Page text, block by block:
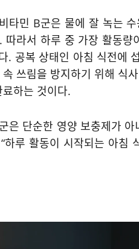
타민 B군은 물에 잘 녹는
라서 하루 중 가장 활동
. 공복 상태인 아침 식전에
쓰림을 방지하기 위해 식
료하는 것이다.
은 단순한 영양 보충제가
하루 활동이 시작되는 아침